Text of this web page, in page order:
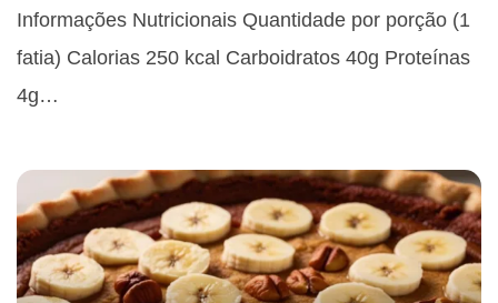
Informações Nutricionais Quantidade por porção (1
fatia) Calorias 250 kcal Carboidratos 40g Proteínas
4g…